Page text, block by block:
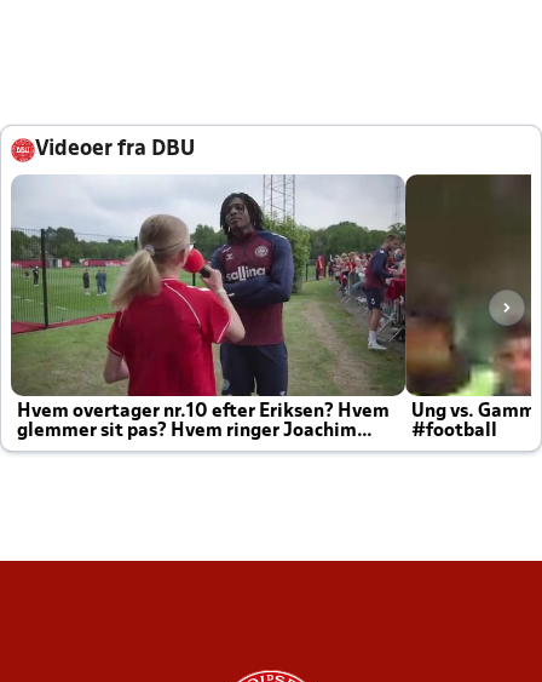
Videoer fra DBU
Hvem overtager nr.10 efter Eriksen? Hvem
glemmer sit pas? Hvem ringer Joachim
altid til efter kampe?
Ung vs.
#football